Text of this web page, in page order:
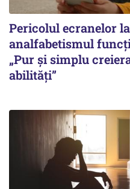
Pericolul ecranelor
analfabetismul
„Pur și simplu
abilități”